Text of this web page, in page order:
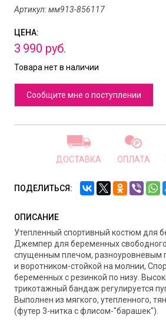
Артикул: мм913-856117
ЦЕНА:
3 990 руб.
Товара нет в наличии
Сообщите мне о поступлении
ДОСТАВКА ОПЛАТА
ПОДЕЛИТЬСЯ:
ОПИСАНИЕ
Утепленный спортивный костюм для
Джемпер для беременных свободного
спущенным плечом, разноуровневым
и воротником-стойкой на молнии,
беременных с резинкой по низу.
трикотажный бандаж регулируется
Выполнен из мягкого, утепленного,
(футер 3-нитка с флисом-"барашек").